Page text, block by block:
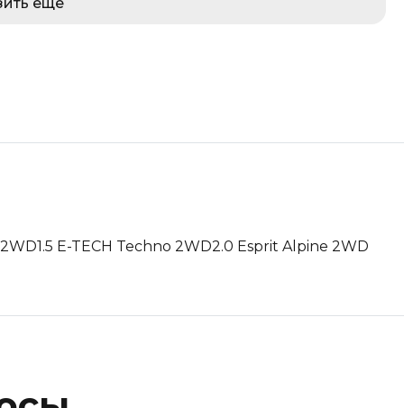
1.5 E-TECH Techno 2WD2.0 Esprit Alpine 2WD